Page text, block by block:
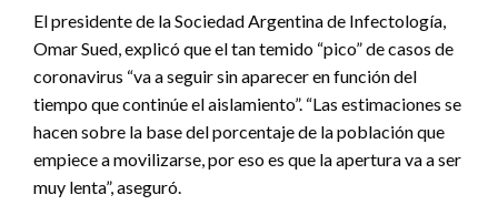
El presidente de la Sociedad Argentina de Infectología,
Omar Sued, explicó que el tan temido “pico” de casos de
coronavirus “va a seguir sin aparecer en función del
tiempo que continúe el aislamiento”. “Las estimaciones se
hacen sobre la base del porcentaje de la población que
empiece a movilizarse, por eso es que la apertura va a ser
muy lenta”, aseguró.